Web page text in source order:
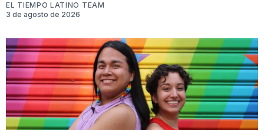
EL TIEMPO LATINO TEAM
3 de agosto de 2026